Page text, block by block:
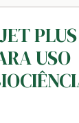
PLUS
USO